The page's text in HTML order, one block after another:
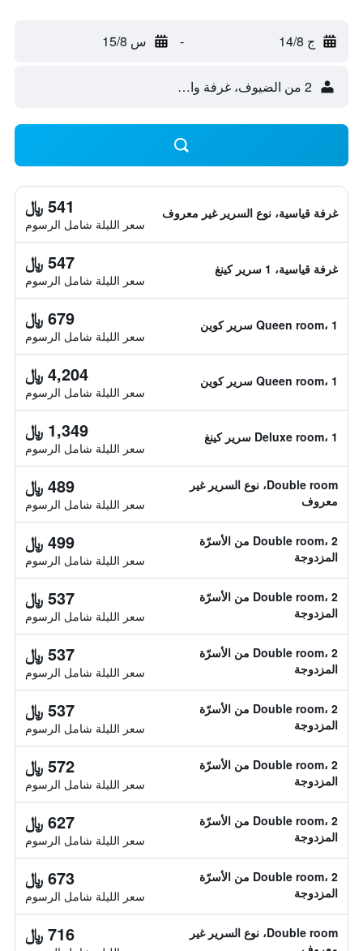
ج 14/8 - س 15/8
2 من الضيوف، غرفة واحدة
غرفة قياسية، نوع السرير غير معروف 541 ﷼
سعر الليلة شامل الرسوم
غرفة قياسية، 1 سرير كينغ 547 ﷼
سعر الليلة شامل الرسوم
Queen room، 1 سرير كوين 679 ﷼
سعر الليلة شامل الرسوم
Queen room، 1 سرير كوين 4,204 ﷼
سعر الليلة شامل الرسوم
Deluxe room، 1 سرير كينغ 1,349 ﷼
سعر الليلة شامل الرسوم
Double room، نوع السرير غير
معروف
489 ﷼
سعر الليلة شامل الرسوم
Double room، 2 من الأسرّة
المزدوجة
499 ﷼
سعر الليلة شامل الرسوم
Double room، 2 من الأسرّة
المزدوجة
537 ﷼
سعر الليلة شامل الرسوم
Double room، 2 من الأسرّة
المزدوجة
537 ﷼
سعر الليلة شامل الرسوم
Double room، 2 من الأسرّة
المزدوجة
537 ﷼
سعر الليلة شامل الرسوم
Double room، 2 من الأسرّة
المزدوجة
572 ﷼
سعر الليلة شامل الرسوم
Double room، 2 من الأسرّة
المزدوجة
627 ﷼
سعر الليلة شامل الرسوم
Double room، 2 من الأسرّة
المزدوجة
673 ﷼
سعر الليلة شامل الرسوم
Double room، نوع السرير غير
716 ﷼